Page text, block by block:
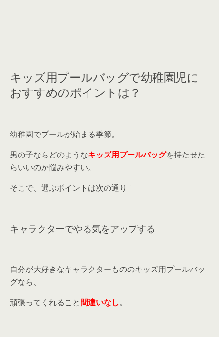
キッズ用プールバッグで幼稚園児に
おすすめのポイントは？
幼稚園でプールが始まる季節。
男の子ならどのようなキッズ用プールバッグを持たせた
らいいのか悩みやすい。
そこで、選ぶポイントは次の通り！
キャラクターでやる気をアップする
自分が大好きなキャラクターもののキッズ用プールバッ
グなら、
頑張ってくれること間違いなし。